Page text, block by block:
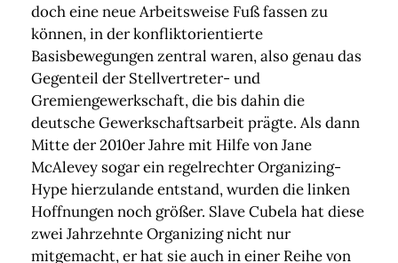
doch eine neue Arbeitsweise Fuß fassen zu
können, in der konfliktorientierte
Basisbewegungen zentral waren, also genau das
Gegenteil der Stellvertreter- und
Gremiengewerkschaft, die bis dahin die
deutsche Gewerkschaftsarbeit prägte. Als dann
Mitte der 2010er Jahre mit Hilfe von Jane
McAlevey sogar ein regelrechter Organizing-
Hype hierzulande entstand, wurden die linken
Hoffnungen noch größer. Slave Cubela hat diese
zwei Jahrzehnte Organizing nicht nur
mitgemacht, er hat sie auch in einer Reihe von